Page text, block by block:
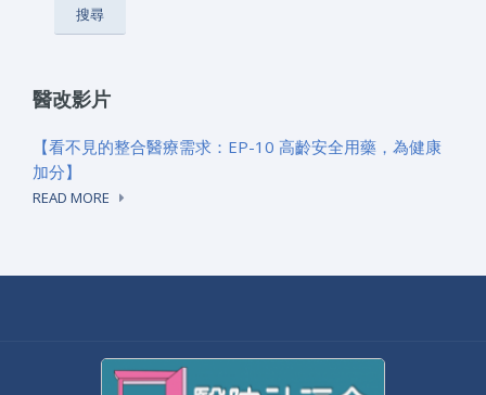
醫改影片
【看不見的整合醫療需求：EP-10 高齡安全用藥，為健康
加分】
READ MORE